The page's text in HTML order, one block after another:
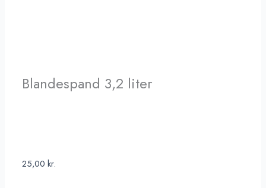
Blandespand 3,2 liter
25,00kr.